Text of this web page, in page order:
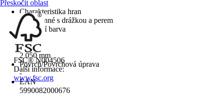
-
Charakteristika hran
Čtyřstranné s drážkou a perem
Základní barva
Dřevo
Délka
2 050 mm
Povrch/Povrchová úprava
-
EAN
5990082000676
Přeskočit oblast
FSC® N004506
Další informace:
www.fsc.org